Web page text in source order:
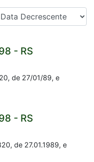
- RS
de 27/01/89, e
- RS
de 27.01.1989, e